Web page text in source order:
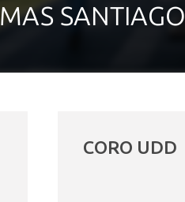
SANTIAGO
CORO UDD